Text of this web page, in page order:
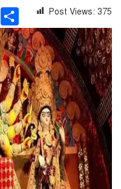
Share
Post Views: 375